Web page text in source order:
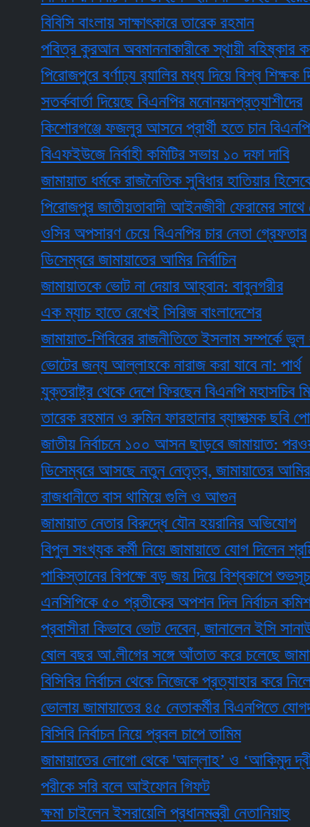
বিবিসি বাংলায় সাক্ষাৎকারে তারেক রহমান
পবিত্র কুরআন অবমাননাকারীকে স্থায়ী বহিষ্কার করল
পিরোজপুরে বর্ণাঢ্য র‍্যালির মধ্য দিয়ে বিশ্ব শিক্ষক দিবস
সতর্কবার্তা দিয়েছে বিএনপির মনোনয়নপ্রত্যাশীদের
কিশোরগঞ্জে ফজলুর আসনে প্রার্থী হতে চান বিএনপির
বিএফইউজে নির্বাহী কমিটির সভায় ১০ দফা দাবি
জামায়াত ধর্মকে রাজনৈতিক সুবিধার হাতিয়ার হিসেবে
পিরোজপুর জাতীয়তাবাদী আইনজীবী ফেরামের সাথে জেলা
ওসির অপসারণ চেয়ে বিএনপির চার নেতা গ্রেফতার
ডিসেম্বরে জামায়াতের আমির নির্বাচিন
জামায়াতকে ভোট না দেয়ার আহ্বান: বাবুনগরীর
এক ম্যাচ হাতে রেখেই সিরিজ বাংলাদেশের
জামায়াত-শিবিরের রাজনীতিতে ইসলাম সম্পর্কে ভুল
ভোটের জন্য আল্লাহকে নারাজ করা যাবে না: পার্থ
যুক্তরাষ্ট্র থেকে দেশে ফিরছেন বিএনপি মহাসচিব মির্জা
তারেক রহমান ও রুমিন ফারহানার ব্যাঙ্গাত্মক ছবি পোস্ট,
জাতীয় নির্বাচনে ১০০ আসন ছাড়বে জামায়াত: পরওয়ার
ডিসেম্বরে আসছে নতুন নেতৃত্ব, জামায়াতের আমির
রাজধানীতে বাস থামিয়ে গুলি ও আগুন
জামায়াত নেতার বিরুদ্ধে যৌন হয়রানির অভিযোগ
বিপুল সংখ্যক কর্মী নিয়ে জামায়াতে যোগ দিলেন
পাকিস্তানের বিপক্ষে বড় জয় দিয়ে বিশ্বকাপে শুভসূচনা
এনসিপিকে ৫০ প্রতীকের অপশন দিল নির্বাচন কমিশন
প্রবাসীরা কিভাবে ভোট দেবেন, জানালেন ইসি সানাউল্লাহ
ষোল বছর আ.লীগের সঙ্গে আঁতাত করে চলেছে জামায়াত:
বিসিবির নির্বাচন থেকে নিজেকে প্রত্যাহার করে নিলেন
ভোলায় জামায়াতের ৪৫ নেতাকর্মীর বিএনপিতে যোগদান
বিসিবি নির্বাচন নিয়ে প্রবল চাপে তামিম
জামায়াতের লোগো থেকে 'আল্লাহ’ ও ‘আকিমুদ দ্বীন’
পরীকে সরি বলে আইফোন গিফট
ক্ষমা চাইলেন ইসরায়েলি প্রধানমন্ত্রী নেতানিয়াহু